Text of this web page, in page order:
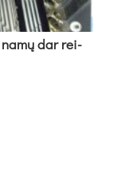
na­mų dar rei­